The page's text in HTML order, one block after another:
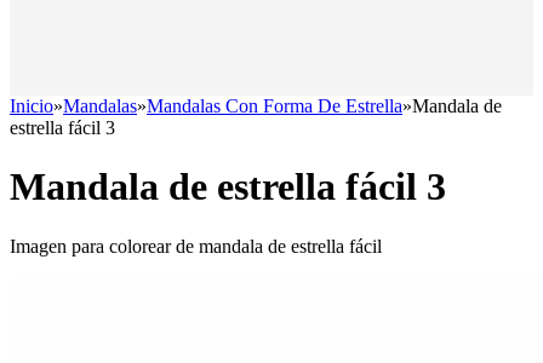
Inicio»Mandalas»Mandalas Con Forma De Estrella»Mandala de
estrella fácil 3
Mandala de estrella fácil 3
Imagen para colorear de mandala de estrella fácil